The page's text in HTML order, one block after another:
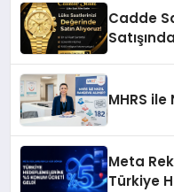
Cadde
MHRS ile
Meta
Türkiye